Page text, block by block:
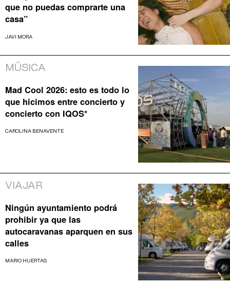
que no puedas comprarte una
casa”
JAVI MORA
MÚSICA
Mad Cool 2026: esto es todo lo
que hicimos entre concierto y
concierto con IQOS*
CAROLINA BENAVENTE
VIAJAR
Ningún ayuntamiento podrá
prohibir ya que las
autocaravanas aparquen en sus
calles
MARIO HUERTAS